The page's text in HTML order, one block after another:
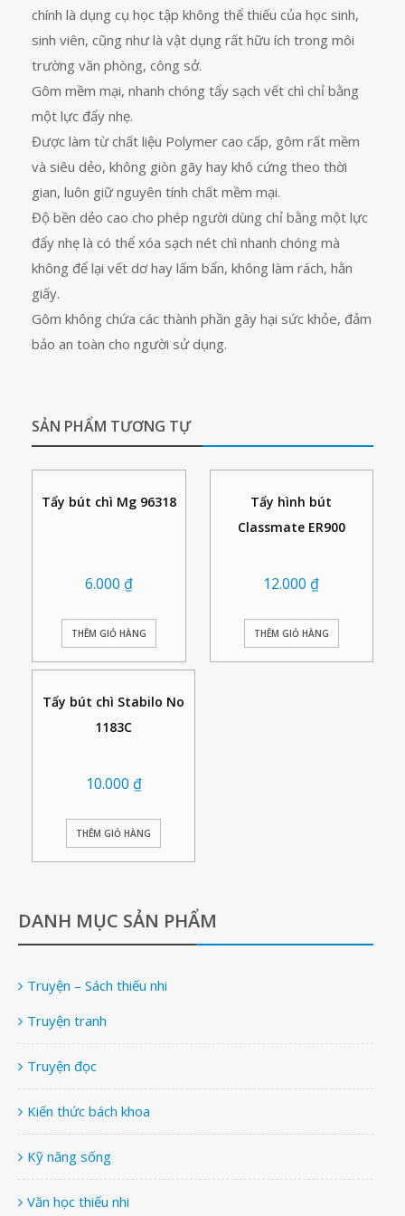
chính là dụng cụ học tập không thể thiếu của học sinh,
sinh viên, cũng như là vật dụng rất hữu ích trong môi
trường văn phòng, công sở.
Gôm mềm mại, nhanh chóng tẩy sạch vết chì chỉ bằng
một lực đẩy nhẹ.
Được làm từ chất liệu Polymer cao cấp, gôm rất mềm
và siêu dẻo, không giòn gãy hay khô cứng theo thời
gian, luôn giữ nguyên tính chất mềm mại.
Độ bền dẻo cao cho phép người dùng chỉ bằng một lực
đẩy nhẹ là có thể xóa sạch nét chì nhanh chóng mà
không để lại vết dơ hay lấm bẩn, không làm rách, hằn
giấy.
Gôm không chứa các thành phần gây hại sức khỏe, đảm
bảo an toàn cho người sử dụng.
SẢN PHẨM TƯƠNG TỰ
Tẩy bút chì Mg 96318
6.000 ₫
THÊM GIỎ HÀNG
Tẩy hình bút
Classmate ER900
12.000 ₫
THÊM GIỎ HÀNG
Tẩy bút chì Stabilo No
1183C
10.000 ₫
THÊM GIỎ HÀNG
DANH MỤC SẢN PHẨM
Truyện – Sách thiếu nhi
Truyện tranh
Truyện đọc
Kiến thức bách khoa
Kỹ năng sống
Văn học thiếu nhi